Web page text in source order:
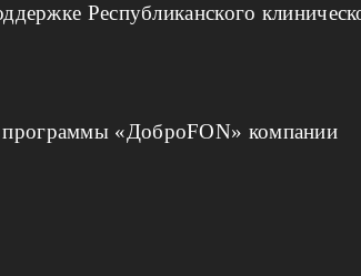
Республиканского
«ДоброFON» компании